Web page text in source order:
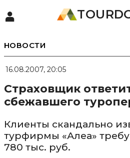
НОВОСТИ
16.08.2007, 20:05
Страховщик
сбежавшего
Клиенты скандально
турфирмы «Алеа»
780 тыс. руб.